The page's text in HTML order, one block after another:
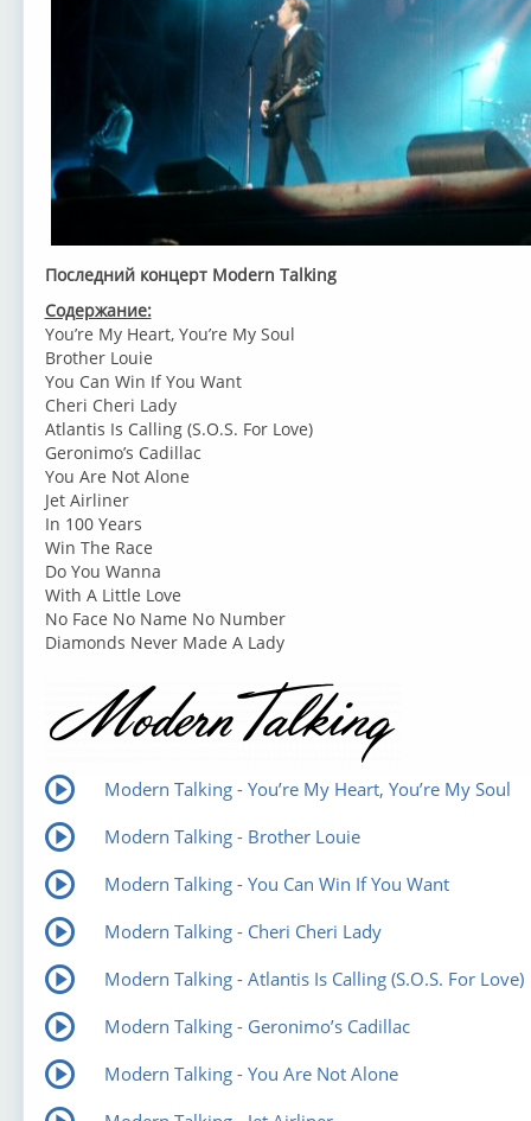
Последний концерт Modern Talking
Содержание:
You’re My Heart, You’re My Soul
Brother Louie
You Can Win If You Want
Cheri Cheri Lady
Atlantis Is Calling (S.O.S. For Love)
Geronimo’s Cadillac
You Are Not Alone
Jet Airliner
In 100 Years
Win The Race
Do You Wanna
With A Little Love
No Face No Name No Number
Diamonds Never Made A Lady
Modern Talking - You’re My Heart, You’re My Soul
Modern Talking - Brother Louie
Modern Talking - You Can Win If You Want
Modern Talking - Cheri Cheri Lady
Modern Talking - Atlantis Is Calling (S.O.S. For Love)
Modern Talking - Geronimo’s Cadillac
Modern Talking - You Are Not Alone